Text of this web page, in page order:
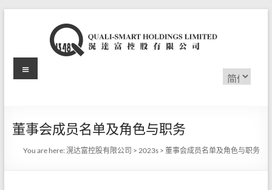
滉
富
控
选
择
Menu
董事会成员名单及角色与职务
You are here:滉达富控股有限公司 >2023s >董事会成员名单及角色与职务